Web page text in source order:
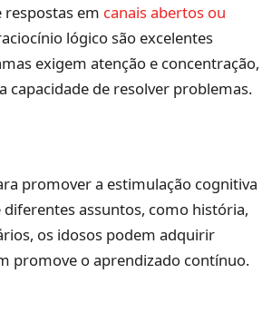
em canais abertos ou
lógico são excelentes
exigem atenção e concentração,
capacidade de resolver problemas.
promover a estimulação cognitiva
assuntos, como história,
os idosos podem adquirir
promove o aprendizado contínuo.